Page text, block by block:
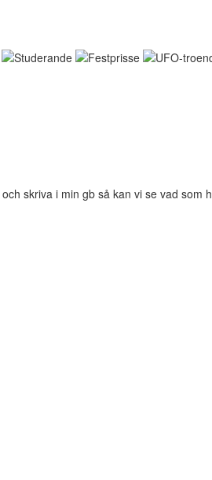
skriva i min gb så kan vi se vad som